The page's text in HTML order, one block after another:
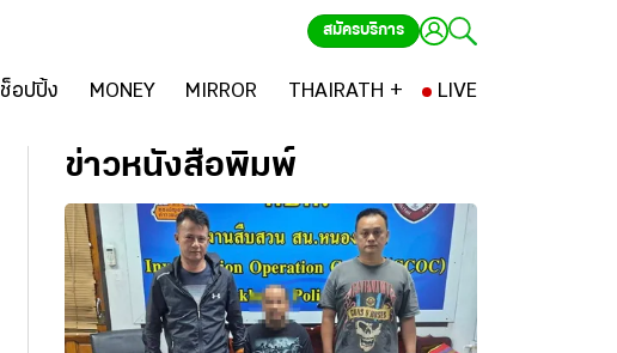
สมัครบริการ
ช็อปปิ้ง MONEY MIRROR THAIRATH + LIVE
ข่าวหนังสือพิมพ์